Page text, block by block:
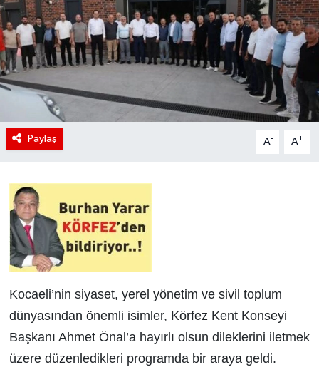
Paylaş A- A+
Kocaeli’nin siyaset, yerel yönetim ve sivil toplum
dünyasından önemli isimler, Körfez Kent Konseyi
Başkanı Ahmet Önal’a hayırlı olsun dileklerini iletmek
üzere düzenledikleri programda bir araya geldi.